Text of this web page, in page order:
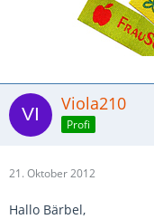
Viola210
Profi
21. Oktober 2012
Hallo Bärbel,